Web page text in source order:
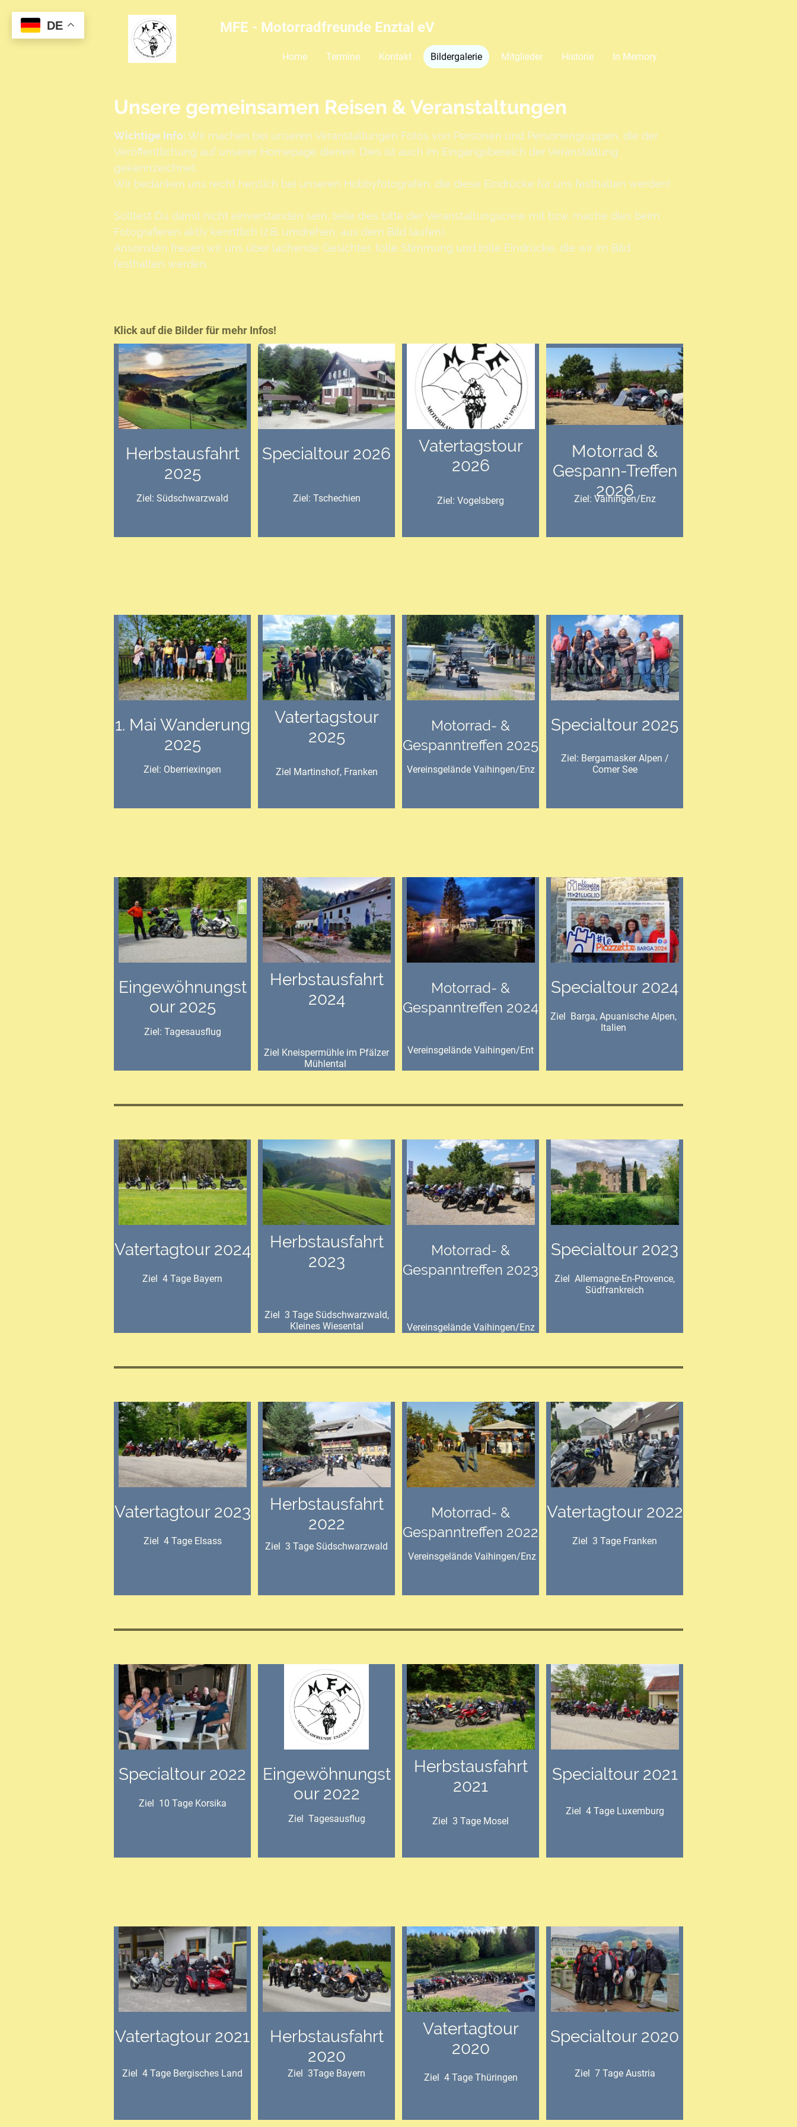
MFE - Motorradfreunde Enztal eV
Home Termine Kontakt Bildergalerie Mitglieder Historie In Memory
Unsere gemeinsamen Reisen & Veranstaltungen
Wichtige Info: Wir machen bei unseren Veranstaltungen Fotos von Personen und Personengruppen, die der
Veröffentlichung auf unserer Homepage dienen. Dies ist auch im Eingangsbereich der Veranstaltung
gekennzeichnet.
Wir bedanken uns recht herzlich bei unseren Hobbyfotografen, die diese Eindrücke für uns festhalten werden!
Solltest Du damit nicht einverstanden sein, teile dies bitte der Veranstaltungscrew mit bzw. mache dies beim
Fotografieren aktiv kenntlich (z.B. umdrehen, aus dem Bild laufen).
Ansonsten freuen wir uns über lachende Gesichter, tolle Stimmung und tolle Eindrücke, die wir im Bild
festhalten werden.
Klick auf die Bilder für mehr Infos!
Herbstausfahrt
2025
Ziel: Südschwarzwald
Specialtour 2026
Ziel: Tschechien
Vatertagstour
2026
Ziel: Vogelsberg
Motorrad &
Gespann-Treffen
2026
Ziel: Vaihingen/Enz
Specialtour 2025
Ziel: Bergamasker Alpen /
Comer See
Motorrad- &
Gespanntreffen 2025
Vereinsgelände Vaihingen/Enz
1. Mai Wanderung
2025
Ziel: Oberriexingen
Eingewöhnungst
our 2025
Ziel: Tagesausflug
Vatertagstour
2025
Ziel Martinshof, Franken
Herbstausfahrt
2024
Ziel Kneispermühle im Pfälzer
Mühlental
Motorrad- &
Gespanntreffen 2024
Vereinsgelände Vaihingen/Ent
Specialtour 2024
Ziel Barga, Apuanische Alpen,
Italien
Vatertagtour 2024
Ziel 4 Tage Bayern
Herbstausfahrt
2023
Ziel 3 Tage Südschwarzwald,
Kleines Wiesental
Motorrad- &
Gespanntreffen 2023
Vereinsgelände Vaihingen/Enz
Specialtour 2023
Ziel Allemagne-En-Provence,
Südfrankreich
Vatertagtour 2023
Ziel 4 Tage Elsass
Herbstausfahrt
2022
Ziel 3 Tage Südschwarzwald
Vatertagtour 2022
Ziel 3 Tage Franken
Motorrad- &
Gespanntreffen 2022
Vereinsgelände Vaihingen/Enz
Specialtour 2022
Ziel 10 Tage Korsika
Eingewöhnungst
our 2022
Ziel Tagesausflug
Herbstausfahrt
2021
Ziel 3 Tage Mosel
Specialtour 2021
Ziel 4 Tage Luxemburg
Vatertagtour 2021
Ziel 4 Tage Bergisches Land
Herbstausfahrt
2020
Ziel 3Tage Bayern
Vatertagtour
2020
Ziel 4 Tage Thüringen
Specialtour 2020
Ziel 7 Tage Austria
DE